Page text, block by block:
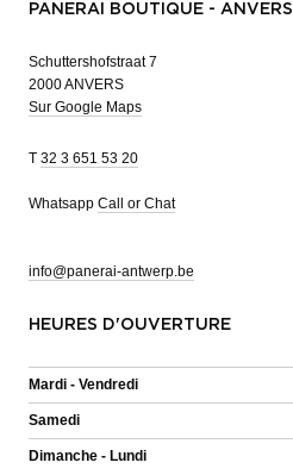
PANERAI BOUTIQUE - ANVERS
Schuttershofstraat 7
2000 ANVERS
Sur Google Maps
T 32 3 651 53 20
Whatsapp Call or Chat
info@panerai-antwerp.be
HEURES D'OUVERTURE
Mardi - Vendredi
Samedi
Dimanche - Lundi